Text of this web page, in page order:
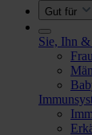
Gut für
Sie, Ihn